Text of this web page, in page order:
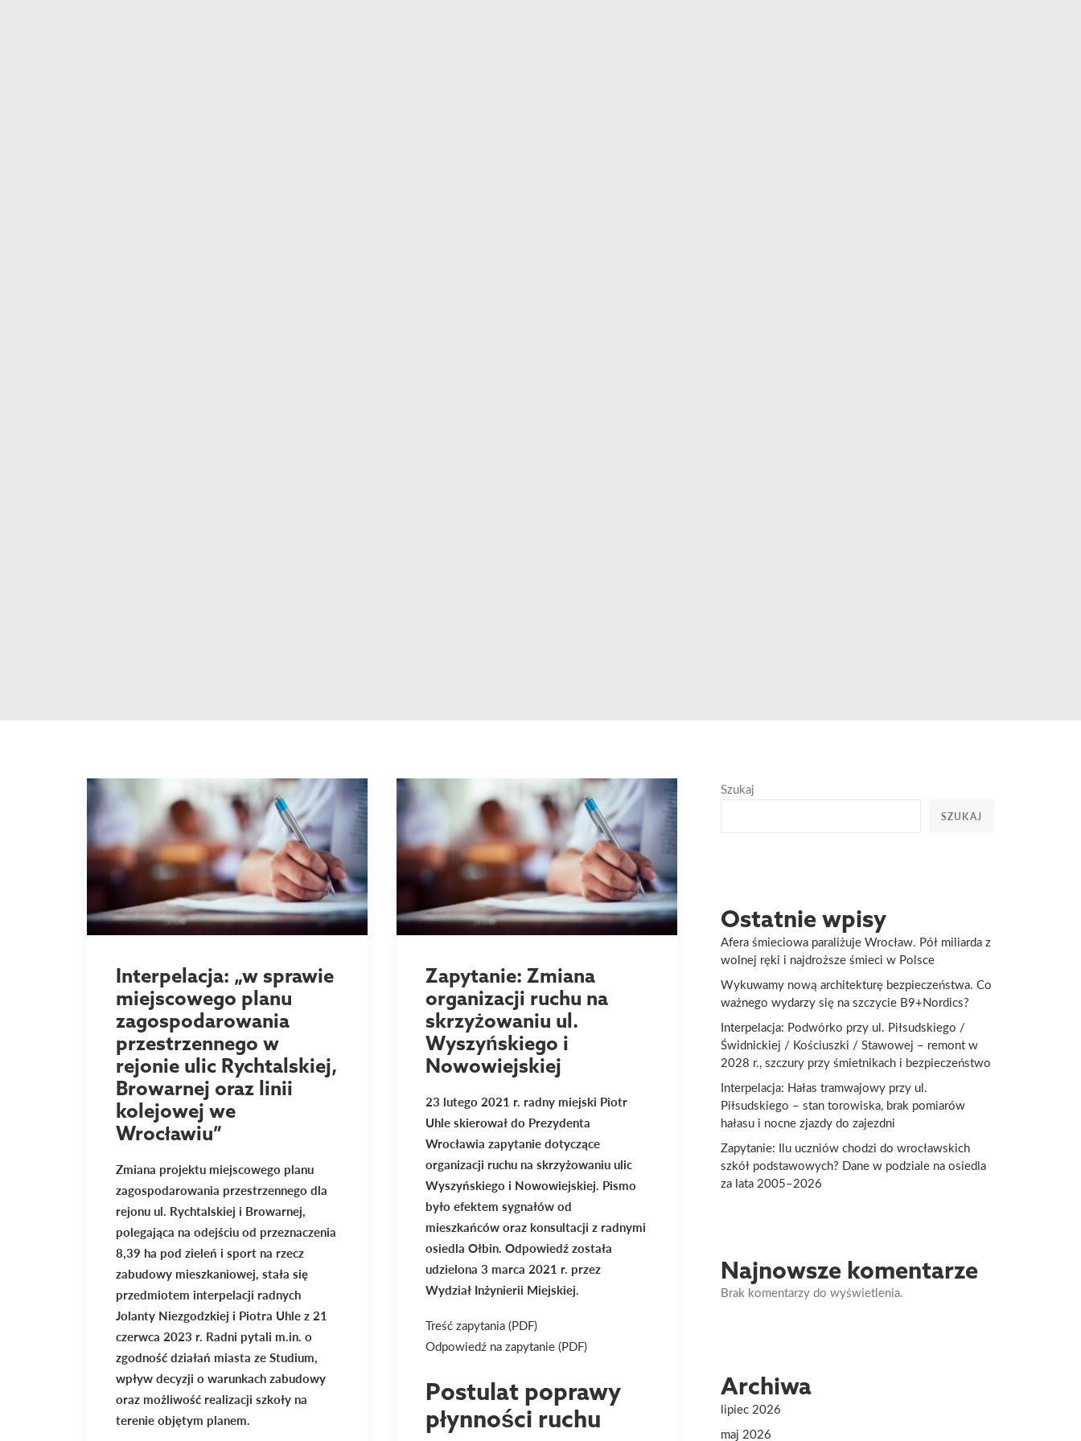
Interpelacja: „w sprawie
miejscowego planu
zagospodarowania
przestrzennego w
rejonie ulic Rychtalskiej,
Browarnej oraz linii
kolejowej we
Wrocławiu”
Zmiana projektu miejscowego planu
zagospodarowania przestrzennego dla
rejonu ul. Rychtalskiej i Browarnej,
polegająca na odejściu od przeznaczenia
8,39 ha pod zieleń i sport na rzecz
zabudowy mieszkaniowej, stała się
przedmiotem interpelacji radnych
Jolanty Niezgodzkiej i Piotra Uhle z 21
czerwca 2023 r. Radni pytali m.in. o
zgodność działań miasta ze Studium,
wpływ decyzji o warunkach zabudowy
oraz możliwość realizacji szkoły na
terenie objętym planem.
Zapytanie: Zmiana
organizacji ruchu na
skrzyżowaniu ul.
Wyszyńskiego i
Nowowiejskiej
23 lutego 2021 r. radny miejski Piotr
Uhle skierował do Prezydenta
Wrocławia zapytanie dotyczące
organizacji ruchu na skrzyżowaniu ulic
Wyszyńskiego i Nowowiejskiej. Pismo
było efektem sygnałów od
mieszkańców oraz konsultacji z radnymi
osiedla Ołbin. Odpowiedź została
udzielona 3 marca 2021 r. przez
Wydział Inżynierii Miejskiej.
Treść zapytania (PDF)
Odpowiedź na zapytanie (PDF)
Postulat poprawy
płynności ruchu
Szukaj
SZUKAJ
Ostatnie wpisy
Afera śmieciowa paraliżuje Wrocław. Pół miliarda z
wolnej ręki i najdroższe śmieci w Polsce
Wykuwamy nową architekturę bezpieczeństwa. Co
ważnego wydarzy się na szczycie B9+Nordics?
Interpelacja: Podwórko przy ul. Piłsudskiego /
Świdnickiej / Kościuszki / Stawowej – remont w
2028 r., szczury przy śmietnikach i bezpieczeństwo
Interpelacja: Hałas tramwajowy przy ul.
Piłsudskiego – stan torowiska, brak pomiarów
hałasu i nocne zjazdy do zajezdni
Zapytanie: Ilu uczniów chodzi do wrocławskich
szkół podstawowych? Dane w podziale na osiedla
za lata 2005–2026
Najnowsze komentarze
Brak komentarzy do wyświetlenia.
Archiwa
lipiec 2026
maj 2026